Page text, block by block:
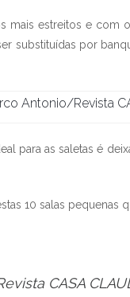
estreitos e com
substituídas por
Antonio/Revista
para as saletas é
10 salas pequenas
CASA